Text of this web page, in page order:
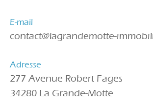
E-mail
contact@lagrandemotte-
Adresse
277 Avenue Robert Fages
34280 La Grande-Motte